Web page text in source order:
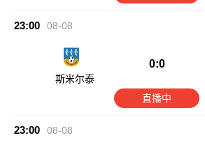
23:00 08-08
斯米尔泰
0:0
直播中
23:00 08-08